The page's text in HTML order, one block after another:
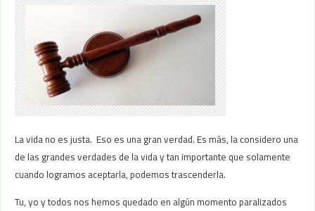
La vida no es justa. Eso es una gran verdad. Es más, la considero una
de las grandes verdades de la vida y tan importante que solamente
cuando logramos aceptarla, podemos trascenderla.
Tu, yo y todos nos hemos quedado en algún momento paralizados